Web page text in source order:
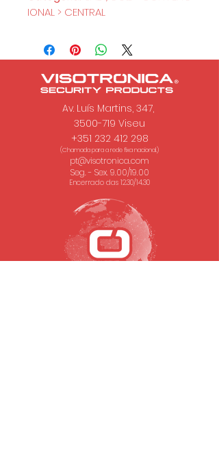
IONAL > CENTRAL
Av. Luís Martins, 347,
3500-719 Viseu
+351 232 412 298
(Chamada para a rede fixa nacional.)
pt@visotronica.com
Seg. - Sex. 9.00/19.00
Encerrado das 12.30/14.30